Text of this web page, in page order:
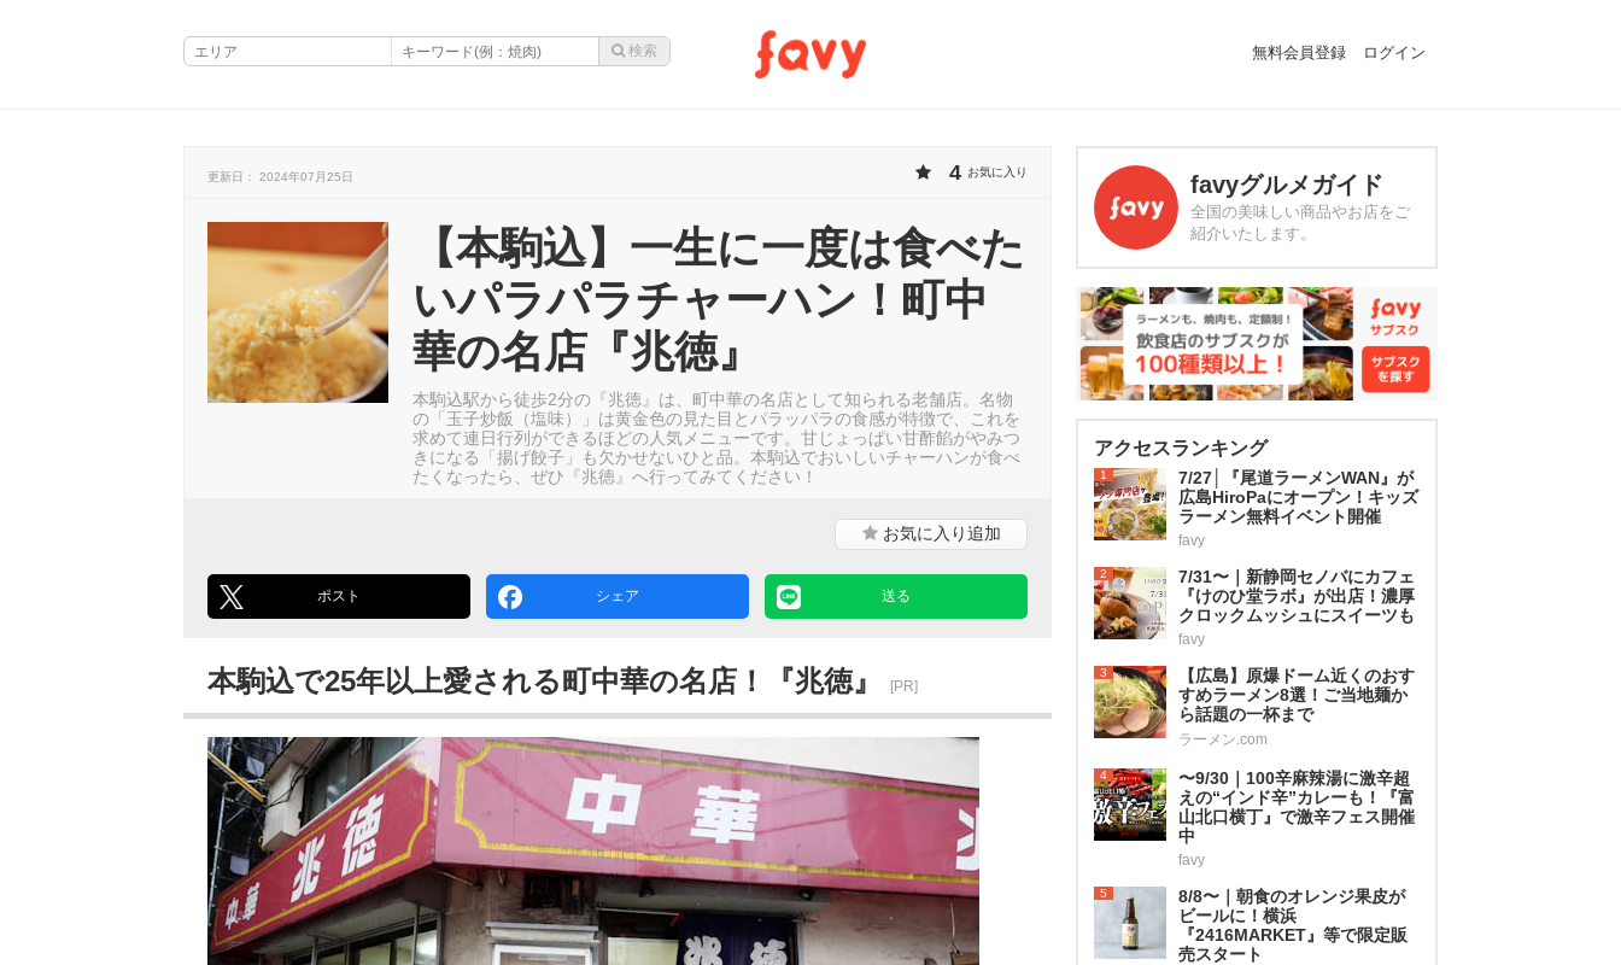
無料会員登録 ログイン
更新日： 2024年07月25日 4 お気に入り
【本駒込】一生に一度は食べた
いパラパラチャーハン！町中
華の名店『兆徳』
本駒込駅から徒歩2分の『兆徳』は、町中華の名店として知られる老舗店。名物
の「玉子炒飯（塩味）」は黄金色の見た目とパラッパラの食感が特徴で、これを
求めて連日行列ができるほどの人気メニューです。甘じょっぱい甘酢餡がやみつ
きになる「揚げ餃子」も欠かせないひと品。本駒込でおいしいチャーハンが食べ
たくなったら、ぜひ『兆徳』へ行ってみてください！
お気に入り追加
ポスト シェア 送る
本駒込で25年以上愛される町中華の名店！『兆徳』 [PR]
favyグルメガイド
全国の美味しい商品やお店をご
紹介いたします。
アクセスランキング
1
7/27│『尾道ラーメンWAN』が
広島HiroPaにオープン！キッズ
ラーメン無料イベント開催
favy
2
7/31〜｜新静岡セノバにカフェ
『けのひ堂ラボ』が出店！濃厚
クロックムッシュにスイーツも
favy
3
【広島】原爆ドーム近くのおす
すめラーメン8選！ご当地麺か
ら話題の一杯まで
ラーメン.com
4
〜9/30｜100辛麻辣湯に激辛超
えの“インド辛”カレーも！『富
山北口横丁』で激辛フェス開催
中
favy
5
8/8〜｜朝食のオレンジ果皮が
ビールに！横浜
『2416MARKET』等で限定販
売スタート